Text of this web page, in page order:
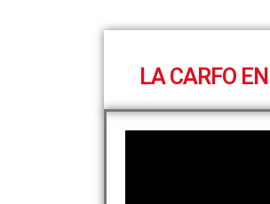
LA CARFO